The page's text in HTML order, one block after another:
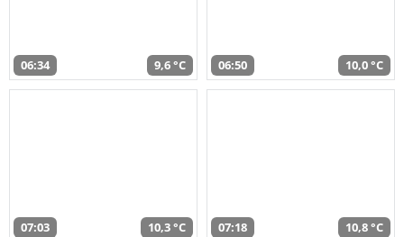
06:34 9,6 °C 06:50 10,0 °C
07:03 10,3 °C 07:18 10,8 °C